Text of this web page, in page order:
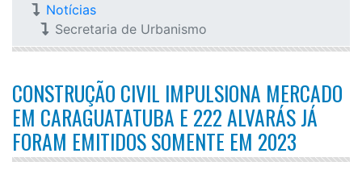
Notícias
Secretaria de Urbanismo
CONSTRUÇÃO CIVIL IMPULSIONA MERCADO
EM CARAGUATATUBA E 222 ALVARÁS JÁ
FORAM EMITIDOS SOMENTE EM 2023